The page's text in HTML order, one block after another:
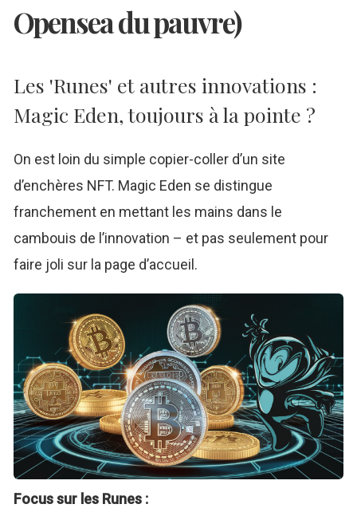
Opensea du pauvre)
Les 'Runes' et autres innovations :
Magic Eden, toujours à la pointe ?
On est loin du simple copier-coller d’un site
d’enchères NFT. Magic Eden se distingue
franchement en mettant les mains dans le
cambouis de l’innovation – et pas seulement pour
faire joli sur la page d’accueil.
Focus sur les Runes :